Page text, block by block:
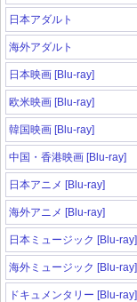
日本アダルト
海外アダルト
日本映画 [Blu-ray]
欧米映画 [Blu-ray]
韓国映画 [Blu-ray]
中国・香港映画 [Blu-ray]
日本アニメ [Blu-ray]
海外アニメ [Blu-ray]
日本ミュージック [Blu-ray]
海外ミュージック [Blu-ray]
ドキュメンタリー [Blu-ray]